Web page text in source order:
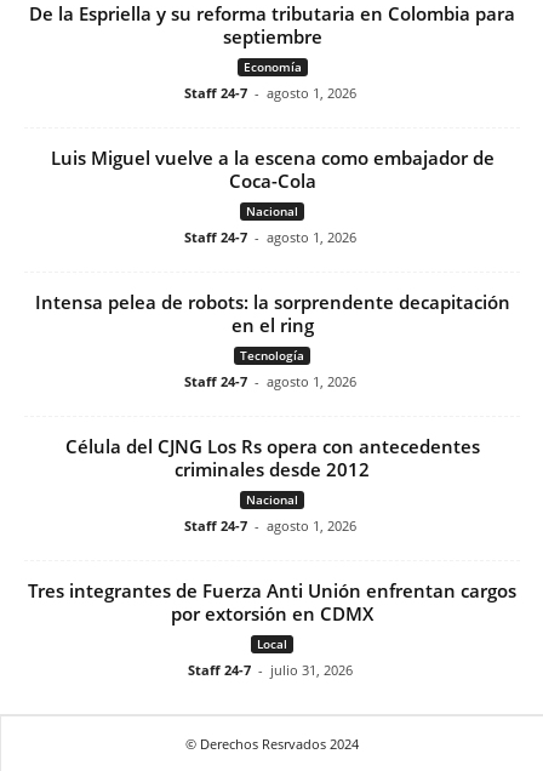
De la Espriella y su reforma tributaria en Colombia para
septiembre
Economía
Staff 24-7 - agosto 1, 2026
Luis Miguel vuelve a la escena como embajador de
Coca-Cola
Nacional
Staff 24-7 - agosto 1, 2026
Intensa pelea de robots: la sorprendente decapitación
en el ring
Tecnología
Staff 24-7 - agosto 1, 2026
Célula del CJNG Los Rs opera con antecedentes
criminales desde 2012
Nacional
Staff 24-7 - agosto 1, 2026
Tres integrantes de Fuerza Anti Unión enfrentan cargos
por extorsión en CDMX
Local
Staff 24-7 - julio 31, 2026
© Derechos Resrvados 2024